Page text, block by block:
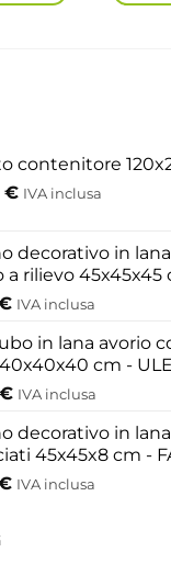
contenitore
€ IVA inclusa
decorativo in
a rilievo 45x45x45
IVA inclusa
in lana avorio
cm -
€ IVA inclusa
decorativo in
45x45x8 cm -
IVA inclusa